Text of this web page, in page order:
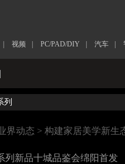
视频 PC/PAD/DIY 汽车
|
列
界动态 > 构建家居美学新生